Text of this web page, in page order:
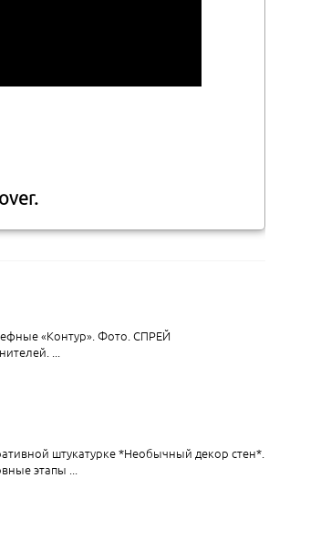
«Контур». Фото. СПРЕЙ
...
штукатурке *Необычный декор стен*.
этапы ...